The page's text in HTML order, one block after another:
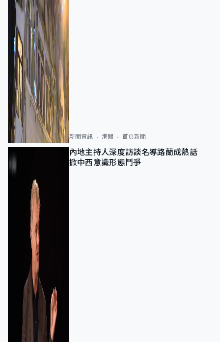
新聞資訊 港聞 首頁新聞
內地主持人深度訪談名導路蘭成熱話
掀中西意識形態鬥爭